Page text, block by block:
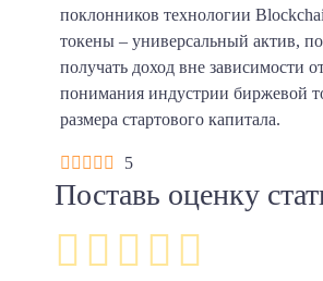
поклонников технологии
токены – универсальный актив,
получать доход вне зависимости
понимания индустрии биржевой
размера стартового капитала.
5
Поставь оценку